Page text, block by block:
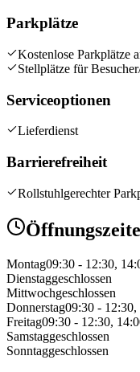
Parkplätze
Kostenlose Parkplätze
Stellplätze für
Serviceoptionen
Lieferdienst
Barrierefreiheit
Rollstuhlgerechter
Montag09:30 - 12:30,
Dienstaggeschlossen
Mittwochgeschlossen
Donnerstag09:30 -
Freitag09:30 - 12:30,
Samstaggeschlossen
Sonntaggeschlossen